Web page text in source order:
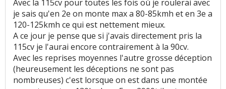
Avec la 115cv pour toutes les fois où je roulerai avec
je sais qu'en 2e on monte max a 80-85kmh et en 3e a
120-125kmh ce qui est nettement mieux.
A ce jour je pense que si j'avais directement pris la
115cv je l'aurai encore contrairement à la 90cv.
Avec les reprises moyennes l'autre grosse déception
(heureusement les déceptions ne sont pas
nombreuses) c'est lorsque on est dans une montée